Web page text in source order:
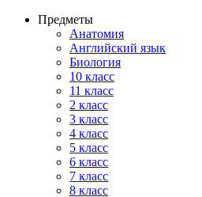
Предметы
Анатомия
Английский язык
Биология
10 класс
11 класс
2 класс
3 класс
4 класс
5 класс
6 класс
7 класс
8 класс